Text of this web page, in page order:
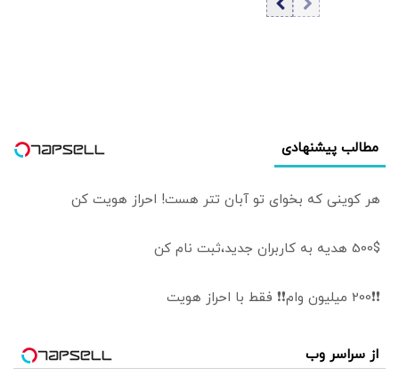
صدای بلند مطالبه
صدور «ابلاغیه‌های
مطالب پیشنهادی
هر کوینی که بخوای تو آبان تتر هست! احراز هویت کن
500$ هدیه به کاربران جدید،ثبت نام کن
❗❗200 میلیون وام❗❗ فقط با احراز هویت
از سراسر وب